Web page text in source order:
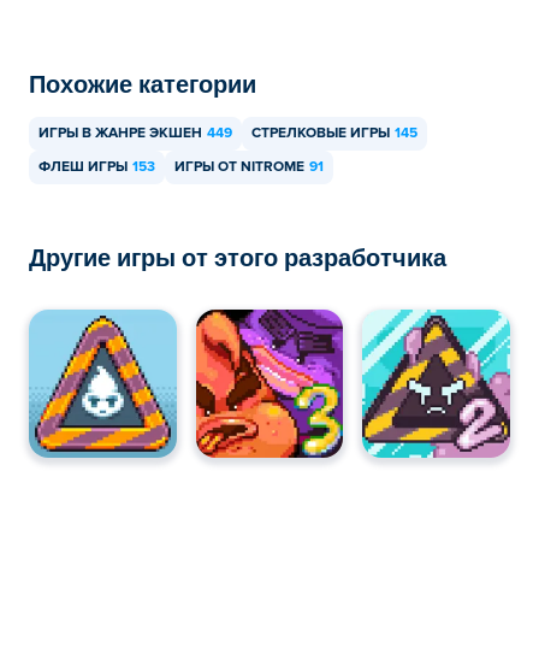
Похожие категории
ИГРЫ В ЖАНРЕ ЭКШЕН 449 СТРЕЛКОВЫЕ ИГРЫ 145
ФЛЕШ ИГРЫ 153 ИГРЫ ОТ NITROME 91
Другие игры от этого разработчика